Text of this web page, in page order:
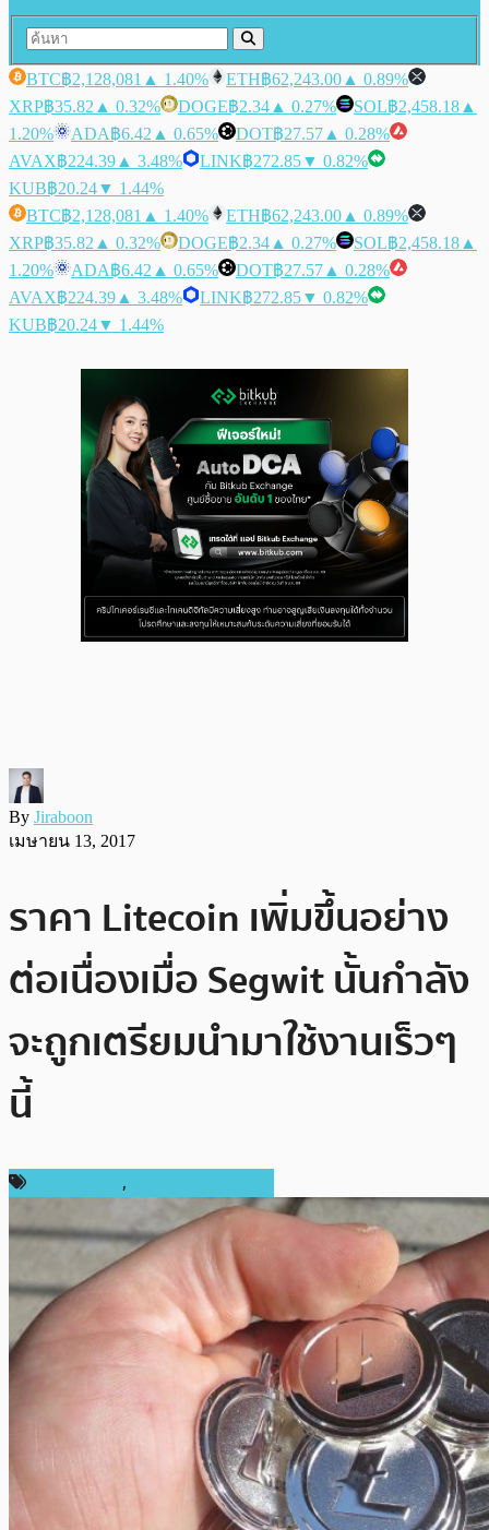
BTC฿2,128,081 ▲ 1.40% ETH฿62,243.00 ▲ 0.89%
XRP฿35.82 ▲ 0.32% DOGE฿2.34 ▲ 0.27% SOL฿2,458.18 ▲
1.20%
ADA฿6.42 ▲ 0.65% DOT฿27.57 ▲ 0.28%
AVAX฿224.39 ▲ 3.48% LINK฿272.85▼ 0.82%
KUB฿20.24▼ 1.44%
BTC฿2,128,081 ▲ 1.40% ETH฿62,243.00 ▲ 0.89%
XRP฿35.82 ▲ 0.32% DOGE฿2.34 ▲ 0.27% SOL฿2,458.18 ▲
1.20%
ADA฿6.42 ▲ 0.65% DOT฿27.57 ▲ 0.28%
AVAX฿224.39 ▲ 3.48% LINK฿272.85▼ 0.82%
KUB฿20.24▼ 1.44%
By Jiraboon
เมษายน 13, 2017
ราคา Litecoin เพิ่มขึ้นอย่าง
ต่อเนื่องเมื่อ Segwit นั้นกำลัง
จะถูกเตรียมนำมาใช้งานเร็วๆ
นี้
,